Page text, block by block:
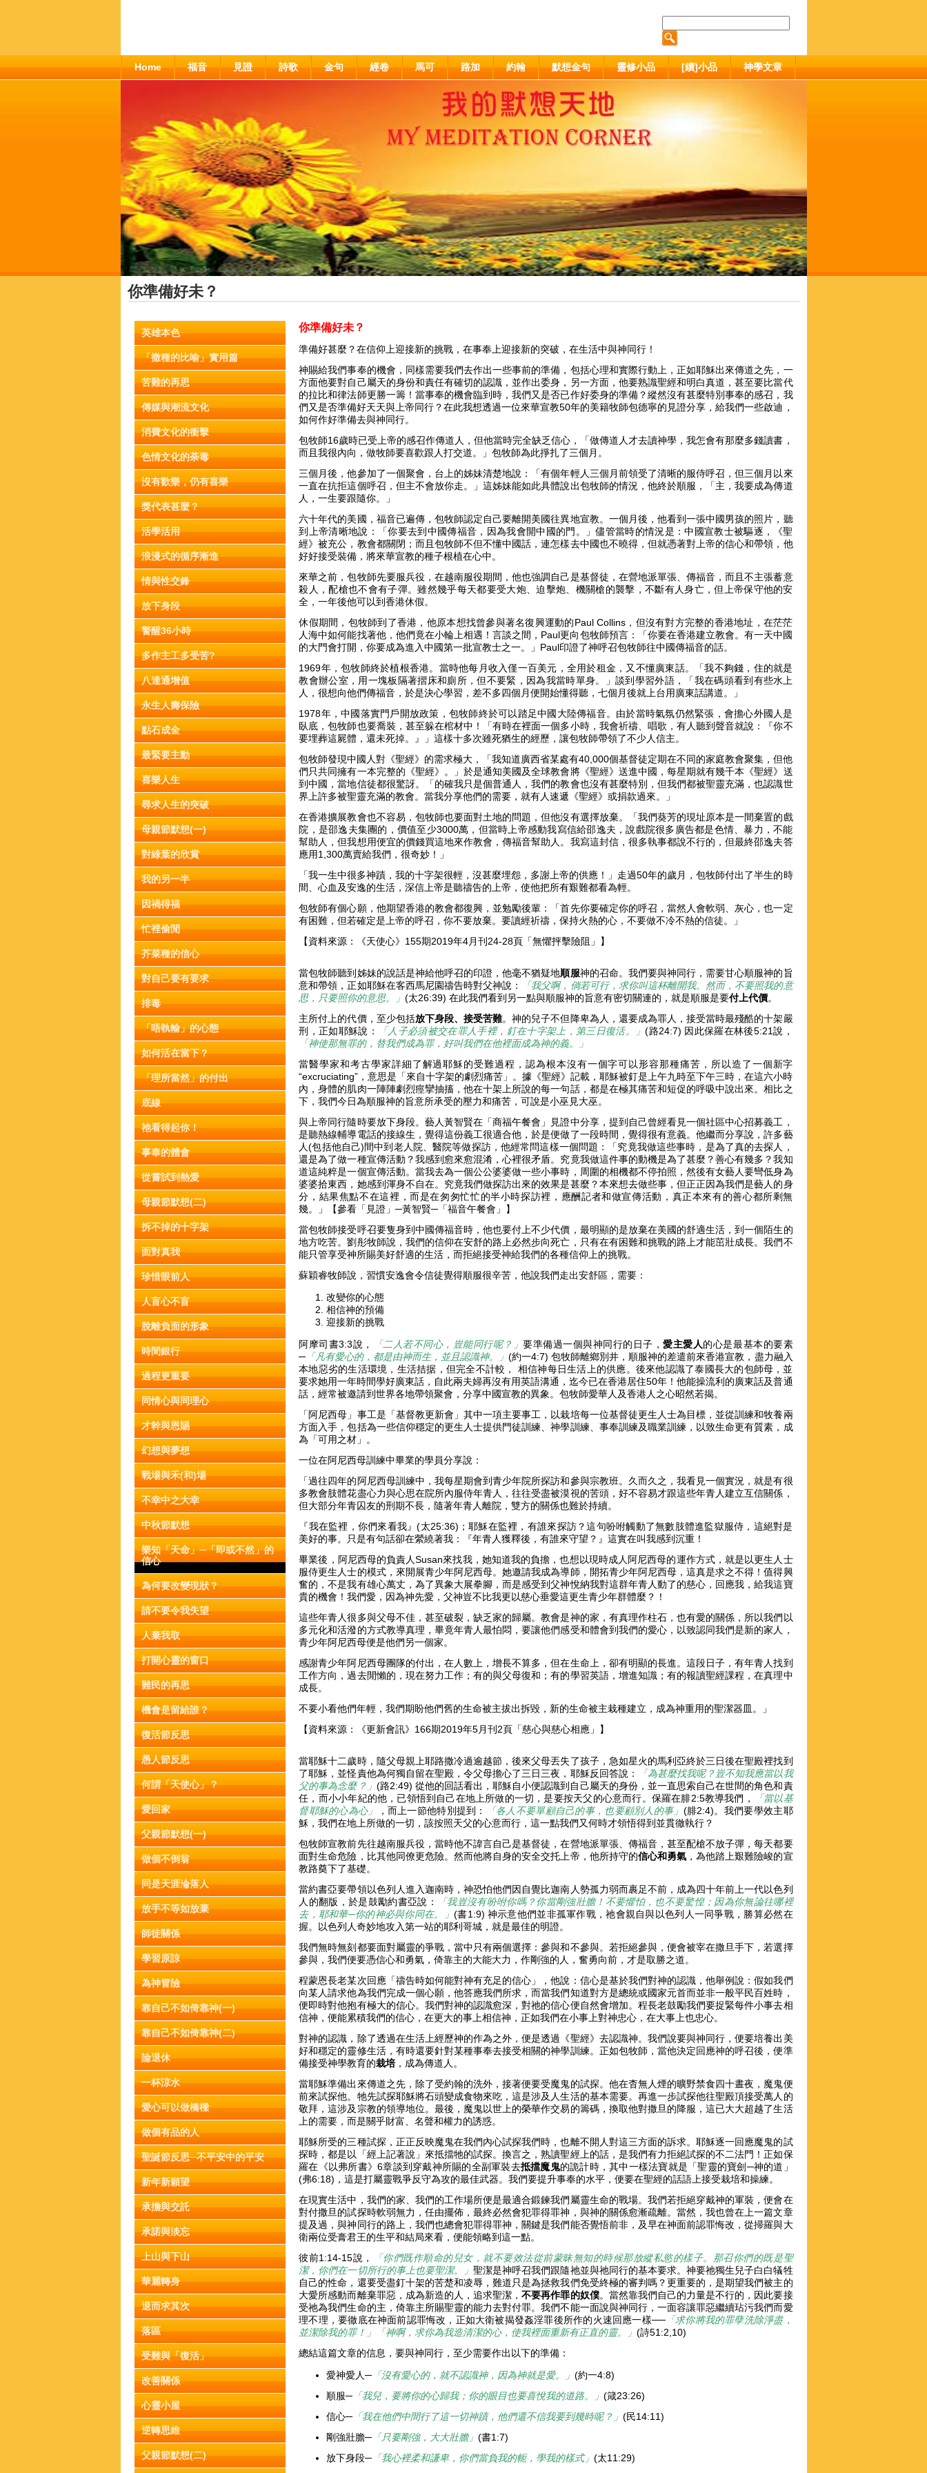
Home 福音 見證 詩歌 金句 經卷 馬可 路加 約翰 默想金句 靈修小品 [續]小品 神學文章
你準備好未？
英雄本色
「撒種的比喻」實用篇
苦難的再思
傳媒與潮流文化
消費文化的衝擊
色情文化的荼毒
沒有歡樂，仍有喜樂
獎代表甚麼？
活學活用
浪漫式的循序漸進
情與性交鋒
放下身段
警醒36小時
多作主工多受苦?
八達通增值
永生人壽保險
點石成金
最緊要主動
喜樂人生
尋求人生的突破
母親節默想(一)
對綠葉的欣賞
我的另一半
因禍得福
忙裡偷閒
芥菜種的信心
對自己要有要求
排毒
「唔執輸」的心態
如何活在當下？
「理所當然」的付出
底線
祂看得起你！
事奉的體會
從嘗試到熱愛
母親節默想(二)
拆不掉的十字架
面對真我
珍惜眼前人
人盲心不盲
脫離負面的形象
時間銀行
過程更重要
同情心與同理心
才幹與恩賜
幻想與夢想
戰場與禾(和)場
不幸中之大幸
中秋節默想
樂知「天命」─「即或不然」的
信心
為何要改變現狀？
請不要令我失望
人棄我取
打開心靈的窗口
難民的再思
機會是留給誰？
復活節反思
愚人節反思
何謂「天使心」？
愛回家
父親節默想(一)
做個不倒翁
同是天涯淪落人
放手不等如放棄
師徒關係
學習原諒
為神冒險
靠自己不如倚靠神(一)
靠自己不如倚靠神(二)
論退休
一杯涼水
愛心可以做橋樑
做個有品的人
聖誕節反思─不平安中的平安
新年新願望
承擔與交託
承諾與淡忘
上山與下山
華麗轉身
退而求其次
落區
受難與「復活」
改善關係
心靈小屋
逆轉思維
父親節默想(二)
你準備好未？
準備好甚麼？在信仰上迎接新的挑戰，在事奉上迎接新的突破，在生活中與神同行！
神賜給我們事奉的機會，同樣需要我們去作出一些事前的準備，包括心理和實際行動上，正如耶穌出來傳道之先，一
方面他要對自己屬天的身份和責任有確切的認識，並作出委身，另一方面，他要熟識聖經和明白真道，甚至要比當代
的拉比和律法師更勝一籌！當事奉的機會臨到時，我們又是否已作好委身的準備？縱然沒有甚麼特別事奉的感召，我
們又是否準備好天天與上帝同行？在此我想透過一位來華宣教50年的美籍牧師包德寧的見證分享，給我們一些啟迪，
如何作好準備去與神同行。
包牧師16歲時已受上帝的感召作傳道人，但他當時完全缺乏信心，「做傳道人才去讀神學，我怎會有那麼多錢讀書，
而且我很內向，做牧師要喜歡跟人打交道。」包牧師為此掙扎了三個月。
三個月後，他參加了一個聚會，台上的姊妹清楚地說：「有個年輕人三個月前領受了清晰的服侍呼召，但三個月以來
一直在抗拒這個呼召，但主不會放你走。」這姊妹能如此具體說出包牧師的情況，他終於順服，「主，我要成為傳道
人，一生要跟隨你。」
六十年代的美國，福音已遍傳，包牧師認定自己要離開美國往異地宣教。一個月後，他看到一張中國男孩的照片，聽
到上帝清晰地說：「你要去到中國傳福音，因為我會開中國的門。」儘管當時的情況是：中國宣教士被驅逐，《聖
經》被充公，教會都關閉；而且包牧師不但不懂中國話，連怎樣去中國也不曉得，但就憑著對上帝的信心和帶領，他
好好接受裝備，將來華宣教的種子根植在心中。
來華之前，包牧師先要服兵役，在越南服役期間，他也強調自己是基督徒，在營地派單張、傳福音，而且不主張蓄意
殺人，配槍也不會有子彈。雖然幾乎每天都要受大炮、迫擊炮、機關槍的襲擊，不斷有人身亡，但上帝保守他的安
全，一年後他可以到香港休假。
休假期間，包牧師到了香港，他原本想找曾參與著名復興運動的Paul Collins，但沒有對方完整的香港地址，在茫茫
人海中如何能找著他，他們竟在小輪上相遇！言談之間，Paul更向包牧師預言：「你要在香港建立教會。有一天中國
的大門會打開，你要成為進入中國第一批宣教士之一。」Paul印證了神呼召包牧師往中國傳福音的話。
1969年，包牧師終於植根香港。當時他每月收入僅一百美元，全用於租金，又不懂廣東話。「我不夠錢，住的就是
教會辦公室，用一塊板隔著摺床和廁所，但不要緊，因為我當時單身。」談到學習外語，「我在碼頭看到有些水上
人，很想向他們傳福音，於是決心學習，差不多四個月便開始懂得聽，七個月後就上台用廣東話講道。」
1978年，中國落實門戶開放政策，包牧師終於可以踏足中國大陸傳福音。由於當時氣氛仍然緊張，會擔心外國人是
臥底，包牧師也要喬裝，甚至躲在棺材中！「有時在裡面一個多小時，我會祈禱、唱歌，有人聽到聲音就說：『你不
要埋葬這屍體，還未死掉。』」這樣十多次雖死猶生的經歷，讓包牧師帶領了不少人信主。
包牧師發現中國人對《聖經》的需求極大，「我知道廣西省某處有40,000個基督徒定期在不同的家庭教會聚集，但他
們只共同擁有一本完整的《聖經》。」於是通知美國及全球教會將《聖經》送進中國，每星期就有幾千本《聖經》送
到中國，當地信徒都很驚訝。「的確我只是個普通人，我們的教會也沒有甚麼特別，但我們都被聖靈充滿，也認識世
界上許多被聖靈充滿的教會。當我分享他們的需要，就有人速遞《聖經》或捐款過來。」
在香港擴展教會也不容易，包牧師也要面對土地的問題，但他沒有選擇放棄。「我們葵芳的現址原本是一間棄置的戲
院，是邵逸夫集團的，價值至少3000萬，但當時上帝感動我寫信給邵逸夫，說戲院很多廣告都是色情、暴力，不能
幫助人，但我想用便宜的價錢買這地來作教會，傳福音幫助人。我寫這封信，很多執事都說不行的，但最終邵逸夫答
應用1,300萬賣給我們，很奇妙！」
「我一生中很多神蹟，我的十字架很輕，沒甚麼埋怨，多謝上帝的供應！」走過50年的歲月，包牧師付出了半生的時
間、心血及安逸的生活，深信上帝是聽禱告的上帝，使他把所有艱難都看為輕。
包牧師有個心願，他期望香港的教會都復興，並勉勵後輩：「首先你要確定你的呼召，當然人會軟弱、灰心，也一定
有困難，但若確定是上帝的呼召，你不要放棄。要讀經祈禱，保持火熱的心，不要做不冷不熱的信徒。」
【資料來源：《天使心》155期2019年4月刊24-28頁「無懼抨擊險阻」】
當包牧師聽到姊妹的說話是神給他呼召的印證，他毫不猶疑地順服神的召命。我們要與神同行，需要甘心順服神的旨
意和帶領，正如耶穌在客西馬尼園禱告時對父神說：
「我父啊，倘若可行，求你叫這杯離開我。然而，不要照我的意
思，只要照你的意思。」(太26:39) 在此我們看到另一點與順服神的旨意有密切關連的，就是順服是要付上代價。
主所付上的代價，至少包括放下身段、接受苦難。神的兒子不但降卑為人，還要成為罪人，接受當時最殘酷的十架嚴
刑，正如耶穌說：
「人子必須被交在罪人手裡，釘在十字架上，第三日復活。」(路24:7) 因此保羅在林後5:21說，
「神使那無罪的，替我們成為罪，好叫我們在他裡面成為神的義。」
當醫學家和考古學家詳細了解過耶穌的受難過程，認為根本沒有一個字可以形容那種痛苦，所以造了一個新字
“excruciating”，意思是「來自十字架的劇烈痛苦」。據《聖經》記載，耶穌被釘是上午九時至下午三時，在這六小時
內，身體的肌肉一陣陣劇烈痙攣抽搐，他在十架上所說的每一句話，都是在極其痛苦和短促的呼吸中說出來。相比之
下，我們今日為順服神的旨意所承受的壓力和痛苦，可說是小巫見大巫。
與上帝同行隨時要放下身段。藝人黃智賢在「商福午餐會」見證中分享，提到自己曾經看見一個社區中心招募義工，
是聽熱線輔導電話的接線生，覺得這份義工很適合他，於是便做了一段時間，覺得很有意義。他繼而分享說，許多藝
人(包括他自己)間中到老人院、醫院等做探訪，他經常問這樣一個問題：「究竟我做這些事時，是為了真的去探人，
還是為了做一種宣傳活動？我感到愈來愈混淆，心裡很矛盾。究竟我做這件事的動機是為了甚麼？善心有幾多？我知
道這純粹是一個宣傳活動。當我去為一個公公婆婆做一些小事時，周圍的相機都不停拍照，然後有女藝人要彎低身為
婆婆拾東西，她感到渾身不自在。究竟我們做探訪出來的效果是甚麼？本來想去做些事，但正正因為我們是藝人的身
分，結果焦點不在這裡，而是在匆匆忙忙的半小時探訪裡，應酬記者和做宣傳活動，真正本來有的善心都所剩無
幾。」【參看「見證」─黃智賢─「福音午餐會」】
當包牧師接受呼召要隻身到中國傳福音時，他也要付上不少代價，最明顯的是放棄在美國的舒適生活，到一個陌生的
地方吃苦。劉彤牧師說，我們的信仰在安舒的路上必然步向死亡，只有在有困難和挑戰的路上才能茁壯成長。我們不
能只管享受神所賜美好舒適的生活，而拒絕接受神給我們的各種信仰上的挑戰。
蘇穎睿牧師說，習慣安逸會令信徒覺得順服很辛苦，他說我們走出安舒區，需要：
改變你的心態
相信神的預備
迎接新的挑戰
阿摩司書3:3說，
「二人若不同心，豈能同行呢？」要準備過一個與神同行的日子，愛主愛人的心是最基本的要素
─ 「凡有愛心的，都是由神而生，並且認識神。」(約一4:7) 包牧師離鄉別井，順服神的差遣前來香港宣教，盡力融入
本地惡劣的生活環境，生活拮据，但完全不計較， 相信神每日生活上的供應。後來他認識了泰國長大的包師母，並
要求她用一年時間學好廣東話，自此兩夫婦再沒有用英語溝通，迄今已在香港居住50年！他能操流利的廣東話及普通
話，經常被邀請到世界各地帶領聚會，分享中國宣教的異象。包牧師愛華人及香港人之心昭然若揭。
「阿尼西母」事工是「基督教更新會」其中一項主要事工，以栽培每一位基督徒更生人士為目標，並從訓練和牧養兩
方面入手，包括為一些信仰穩定的更生人士提供門徒訓練、神學訓練、事奉訓練及職業訓練，以致生命更有質素，成
為「可用之材」。
一位在阿尼西母訓練中畢業的學員分享說：
「過往四年的阿尼西母訓練中，我每星期會到青少年院所探訪和參與宗教班。久而久之，我看見一個實況，就是有很
多教會肢體花盡心力與心思在院所內服侍年青人，往往受盡被漠視的苦頭，好不容易才跟這些年青人建立互信關係，
但大部分年青囚友的刑期不長，隨著年青人離院，雙方的關係也難於持續。
『我在監裡，你們來看我』(太25:36)；耶穌在監裡，有誰來探訪？這句吩咐觸動了無數肢體進監獄服侍，這絕對是
美好的事。只是有句話卻在縈繞著我：『年青人獲釋後，有誰來守望？』這實在叫我感到沉重！
畢業後，阿尼西母的負責人Susan來找我，她知道我的負擔，也想以現時成人阿尼西母的運作方式，就是以更生人士
服侍更生人士的模式，來開展青少年阿尼西母。她邀請我成為導師，開拓青少年阿尼西母，這真是求之不得！值得興
奮的，不是我有雄心萬丈，為了異象大展拳腳，而是感受到父神悅納我對這群年青人動了的慈心，回應我，給我這寶
貴的機會！我們愛，因為神先愛，父神豈不比我更以慈心垂愛這更生青少年群體麼？！
這些年青人很多與父母不佳，甚至破裂，缺乏家的歸屬。教會是神的家，有真理作柱石，也有愛的關係，所以我們以
多元化和活潑的方式教導真理，畢竟年青人最怕悶，要讓他們感受和體會到我們的愛心，以致認同我們是新的家人，
青少年阿尼西母便是他們另一個家。
感謝青少年阿尼西母團隊的付出，在人數上，增長不算多，但在生命上，卻有明顯的長進。這段日子，有年青人找到
工作方向，過去閒懶的，現在努力工作；有的與父母復和；有的學習英語，增進知識；有的報讀聖經課程，在真理中
成長。
不要小看他們年輕，我們期盼他們舊的生命被主拔出拆毀，新的生命被主栽種建立，成為神重用的聖潔器皿。」
【資料來源：《更新會訊》166期2019年5月刊2頁「慈心與慈心相應」】
當耶穌十二歲時，隨父母親上耶路撒冷過逾越節，後來父母丟失了孩子，急如星火的馬利亞終於三日後在聖殿裡找到
了耶穌，並怪責他為何獨自留在聖殿，令父母擔心了三日三夜，耶穌反回答說：
「為甚麼找我呢？豈不知我應當以我
父的事為念麼？」 (路2:49) 從他的回話看出，耶穌自小便認識到自己屬天的身份，並一直思索自己在世間的角色和責
任，而小小年紀的他，已領悟到自己在地上所做的一切，是要按天父的心意而行。保羅在腓2:5教導我們，
「當以基
督耶穌的心為心」
，而上一節他特別提到： 「各人不要單顧自己的事，也要顧別人的事」 (腓2:4)。我們要學效主耶
穌，我們在地上所做的一切，該按照天父的心意而行，這一點我們又何時才領悟得到並貫徹執行？
包牧師宣教前先往越南服兵役，當時他不諱言自己是基督徒，在營地派單張、傳福音，甚至配槍不放子彈，每天都要
面對生命危險，比其他同僚更危險。然而他將自身的安全交托上帝，他所持守的信心和勇氣 ，為他踏上艱難險峻的宣
教路奠下了基礎。
當約書亞要帶領以色列人進入迦南時，神恐怕他們因自覺比迦南人勢孤力弱而裹足不前，成為四十年前上一代以色列
人的翻版，於是鼓勵約書亞說：
「我豈沒有吩咐你嗎？你當剛強壯膽！不要懼怕，也不要驚惶；因為你無論往哪裡
去，耶和華─你的神必與你同在。」 (書1:9) 神示意他們並非孤軍作戰，祂會親自與以色列人一同爭戰，勝算必然在
握。以色列人奇妙地攻入第一站的耶利哥城，就是最佳的明證。
我們無時無刻都要面對屬靈的爭戰，當中只有兩個選擇：參與和不參與。若拒絕參與，便會被宰在撒旦手下，若選擇
參與，我們便要憑信心和勇氣，倚靠主的大能大力，作剛強的人，奮勇向前，才是取勝之道。
程蒙恩長老某次回應「禱告時如何能對神有充足的信心」，他說：信心是基於我們對神的認識，他舉例說：假如我們
向某人請求他為我們完成一個心願，他答應我們所求，而當我們知道對方是總統或國家元首而並非一般平民百姓時，
便即時對他抱有極大的信心。我們對神的認識愈深，對祂的信心便自然會增加。程長老鼓勵我們要捉緊每件小事去相
信神，便能累積我們的信心，在更大的事上相信神，正如我們在小事上對神忠心，在大事上也忠心。
對神的認識，除了透過在生活上經歷神的作為之外，便是透過《聖經》去認識神。我們說要與神同行，便要培養出美
好和穩定的靈修生活，有時還要針對某種事奉去接受相關的神學訓練。正如包牧師，當他決定回應神的呼召後，便準
備接受神學教育的栽培，成為傳道人。
當耶穌準備出來傳道之先，除了受約翰的洗外，接著便要受魔鬼的試探。他在杳無人煙的曠野禁食四十晝夜，魔鬼便
前來試探他。牠先試探耶穌將石頭變成食物來吃，這是涉及人生活的基本需要。再進一步試探他往聖殿頂接受萬人的
敬拜，這涉及宗教的領導地位。最後，魔鬼以世上的榮華作交易的籌碼，換取他對撒旦的降服，這已大大超越了生活
上的需要，而是關乎財富、名聲和權力的誘惑。
耶穌所受的三種試探，正正反映魔鬼在我們內心試探我們時，也離不開人對這三方面的訴求。耶穌逐一回應魔鬼的試
探時，都是以「經上記著說」來抵擋牠的試探。換言之，熟讀聖經上的話，是我們有力拒絕試探的不二法門！正如保
羅在《以弗所書》6章談到穿戴神所賜的全副軍裝去抵擋魔鬼的詭計時，其中一樣法寶就是「聖靈的寶劍─神的道」
(弗6:18)，這是打屬靈戰爭反守為攻的最佳武器。我們要提升事奉的水平，便要在聖經的話語上接受栽培和操練。
在現實生活中，我們的家、我們的工作場所便是最適合鍛鍊我們屬靈生命的戰場。我們若拒絕穿戴神的軍裝，便會在
對付撒旦的試探時軟弱無力，任由擺佈，最終必然會犯罪得罪神，與神的關係愈漸疏離。當然，我也曾在上一篇文章
提及過，與神同行的路上，我們也總會犯罪得罪神，關鍵是我們能否覺悟前非，及早在神面前認罪悔改，從掃羅與大
衛兩位受膏君王的生平和結局來看，便能領略到這一點。
彼前1:14-15說，
「你們既作順命的兒女，就不要效法從前蒙昧無知的時候那放縱私慾的樣子。那召你們的既是聖
潔，你們在一切所行的事上也要聖潔。」聖潔是神呼召我們跟隨祂並與祂同行的基本要求。神要祂獨生兒子白白犠牲
自己的性命，還要受盡釘十架的苦楚和凌辱，難道只是為拯救我們免受終極的審判嗎？更重要的，是期望我們被主的
大愛所感動而離棄罪惡，成為新造的人，追求聖潔，不要再作罪的奴僕。當然靠我們自己的力量是不行的，因此要接
受祂為我們生命的主，倚靠主所賜聖靈的能力去對付罪。我們不能一面說與神同行，一面容讓罪惡繼續玷污我們而愛
理不理，要徹底在神面前認罪悔改，正如大衛被揭發姦淫罪後所作的火速回應一樣──「求你將我的罪孽洗除淨盡，
並潔除我的罪！」「神啊，求你為我造清潔的心，使我裡面重新有正直的靈。」(詩51:2,10)
總結這篇文章的信息，要與神同行，至少需要作出以下的準備：
愛神愛人─ 「沒有愛心的，就不認識神，因為神就是愛。」(約一4:8)
順服─ 「我兒，要將你的心歸我；你的眼目也要喜悅我的道路。」(箴23:26)
信心─ 「我在他們中間行了這一切神蹟，他們還不信我要到幾時呢？」(民14:11)
剛強壯膽─ 「只要剛強，大大壯膽」(書1:7)
放下身段─ 「我心裡柔和謙卑，你們當負我的軛，學我的樣式」(太11:29)